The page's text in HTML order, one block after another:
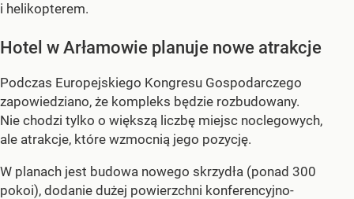
i helikopterem.
Hotel w Arłamowie planuje nowe atrakcje
Podczas Europejskiego Kongresu Gospodarczego
zapowiedziano, że kompleks będzie rozbudowany.
Nie chodzi tylko o większą liczbę miejsc noclegowych,
ale atrakcje, które wzmocnią jego pozycję.
W planach jest budowa nowego skrzydła (ponad 300
pokoi), dodanie dużej powierzchni konferencyjno-